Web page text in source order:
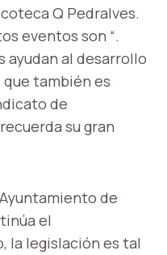
Q Pedralves.
eventos son “.
ayudan al desarrollo
también es
de
su gran
de
el
la legislación es tal